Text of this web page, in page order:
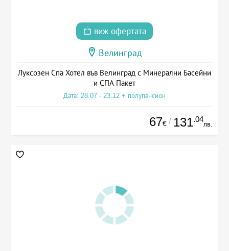
виж офертата
Велинград
Луксозен Спа Хотел във Велинград с Минерални Басейни
и СПА Пакет
Дата: 28.07 - 23.12 + полупансион
67€ / 131.04
лв.